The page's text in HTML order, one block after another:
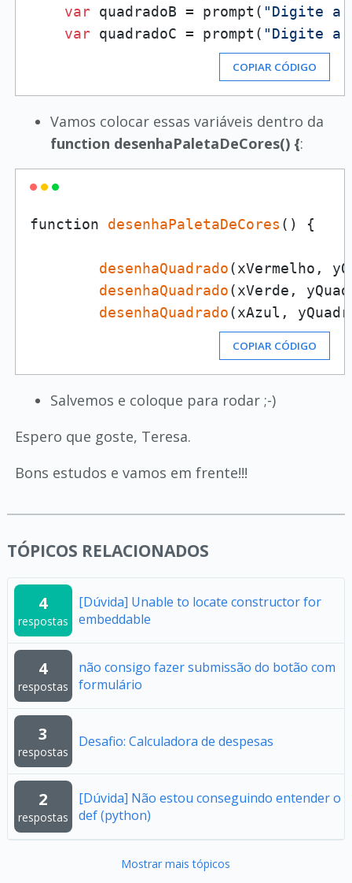
var quadradoB = prompt( "Digite a
var quadradoC = prompt( "Digite a
COPIAR CÓDIGO
Vamos colocar essas variáveis dentro da
function desenhaPaletaDeCores() {:
function desenhaPaletaDeCores () {
desenhaQuadrado(xVermelho,
desenhaQuadrado(xVerde,
desenhaQuadrado(xAzul,
COPIAR CÓDIGO
Salvemos e coloque para rodar ;-)
Espero que goste, Teresa.
Bons estudos e vamos em frente!!!
TÓPICOS RELACIONADOS
4
respostas
[Dúvida] Unable to locate constructor for
embeddable
4
respostas
não consigo fazer submissão do botão com
formulário
3
respostas
Desafio: Calculadora de despesas
2
respostas
[Dúvida] Não estou conseguindo entender o
def (python)
Mostrar mais tópicos